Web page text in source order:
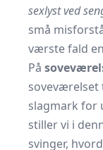
sexlyst ved
små
værste fald
På
soveværelset
slagmark for
stiller vi i
svinger,